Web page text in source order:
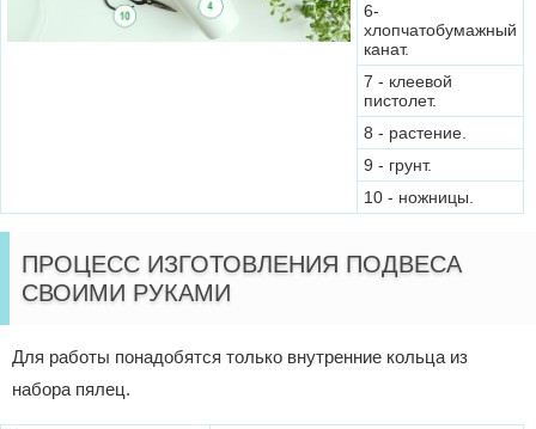
6-
хлопчатобумажный
канат.
7 - клеевой
пистолет.
8 - растение.
9 - грунт.
10 - ножницы.
ПРОЦЕСС ИЗГОТОВЛЕНИЯ ПОДВЕСА
СВОИМИ РУКАМИ
Для работы понадобятся только внутренние кольца из
набора пялец.